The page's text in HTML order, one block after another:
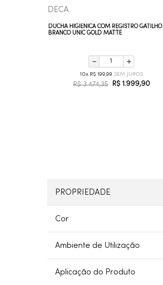
DECA
DUCHA HIGIÊNICA COM REGISTRO GATILHO
BRANCO UNIC GOLD MATTE
＋
－
10 R$ 199,99
R$ 3.474,35 R$ 1 .999,90
PROPRIEDADE
Cor
Ambiente de Utilização
Aplicação do Produto